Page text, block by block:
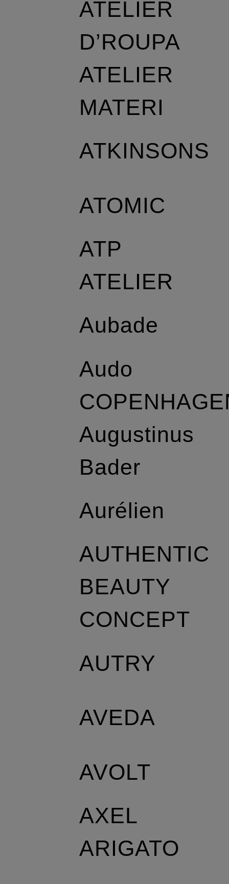
ATELIER
D’ROUPA
ATELIER
MATERI
ATKINSONS
ATOMIC
ATP
ATELIER
Aubade
Audo
Augustinus
Bader
Aurélien
AUTHENTIC
BEAUTY
CONCEPT
AUTRY
AVEDA
AVOLT
AXEL
ARIGATO